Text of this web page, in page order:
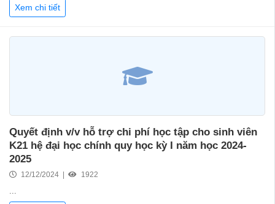
Xem chi tiết
Quyết định v/v hỗ trợ chi phí học tập cho sinh viên
K21 hệ đại học chính quy học kỳ I năm học 2024-
2025
12/12/2024 | 1922
...